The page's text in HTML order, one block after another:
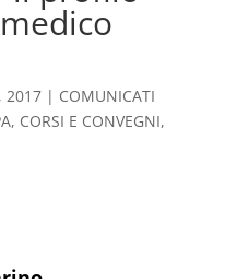
2017| COMUNICATI
, CORSI E CONVEGNI,